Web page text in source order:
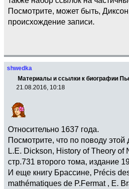
Посмотрите, может быть, Диксон
происхождение записи.
shwedka
Материалы и ссылки к биографии
21.08.2016, 10:18
Относительно 1637 года.
Посмотрите, что по поводу
L.E. Dickson, History of Theory of
стр.731 второго тома, издание
И еще книгу Брассине, Précis
mathématiques de P.Fermat , E.